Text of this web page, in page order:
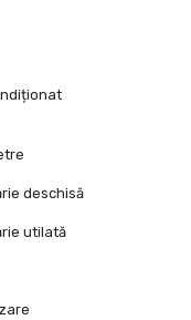
deschisă
utilată